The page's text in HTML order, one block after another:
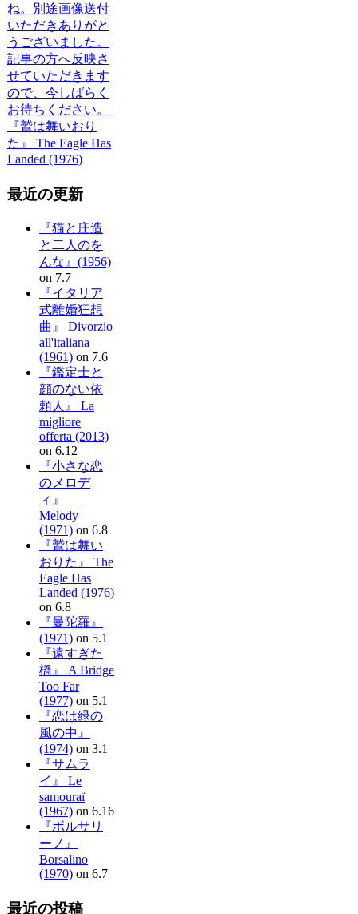
ね。別途画像送付
いただきありがと
うございました。
記事の方へ反映さ
せていただきます
ので、今しばらく
お待ちください。
『鷲は舞いおり
た』 The Eagle Has
Landed (1976)
最近の更新
『猫と庄造
と二人のを
んな』(1956)
on 7.7
『イタリア
式離婚狂想
曲』 Divorzio
all'italiana
(1961)on 7.6
『鑑定士と
顔のない依
頼人』 La
migliore
offerta (2013)
on 6.12
『小さな恋
のメロデ
ィ』
Melody
(1971)on 6.8
『鷲は舞い
おりた』 The
Eagle Has
Landed (1976)
on 6.8
『曼陀羅』
(1971)on 5.1
『遠すぎた
橋』 A Bridge
Too Far
(1977)on 5.1
『恋は緑の
風の中』
(1974)on 3.1
『サムラ
イ』 Le
samouraï
(1967)on 6.16
『ボルサリ
ーノ』
Borsalino
(1970)on 6.7
最近の投稿